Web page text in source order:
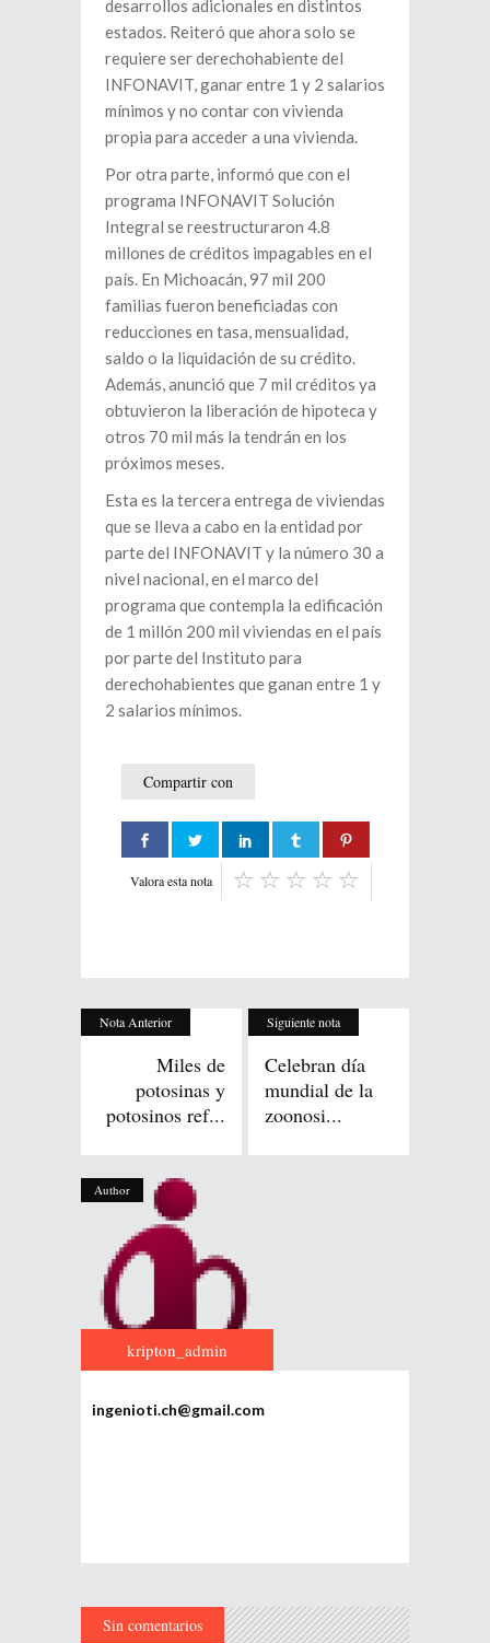
desarrollos adicionales en distintos
estados. Reiteró que ahora solo se
requiere ser derechohabiente del
INFONAVIT, ganar entre 1 y 2 salarios
mínimos y no contar con vivienda
propia para acceder a una vivienda.
Por otra parte, informó que con el
programa INFONAVIT Solución
Integral se reestructuraron 4.8
millones de créditos impagables en el
país. En Michoacán, 97 mil 200
familias fueron beneficiadas con
reducciones en tasa, mensualidad,
saldo o la liquidación de su crédito.
Además, anunció que 7 mil créditos ya
obtuvieron la liberación de hipoteca y
otros 70 mil más la tendrán en los
próximos meses.
Esta es la tercera entrega de viviendas
que se lleva a cabo en la entidad por
parte del INFONAVIT y la número 30 a
nivel nacional, en el marco del
programa que contempla la edificación
de 1 millón 200 mil viviendas en el país
por parte del Instituto para
derechohabientes que ganan entre 1 y
2 salarios mínimos.
Compartir con
Valora esta nota
Nota Anterior
Miles de
potosinas y
potosinos ref...
Siguiente nota
Celebran día
mundial de la
zoonosi...
Author
kripton_admin
ingenioti.ch@gmail.com
Sin comentarios